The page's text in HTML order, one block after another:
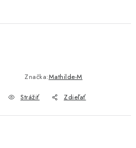
Reklamačný poriadok
Katalógy Moja objednávka
Značka:Mathilde-M
Strážiť Zdieľať